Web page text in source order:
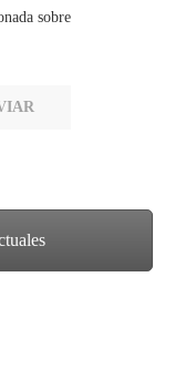
sobre